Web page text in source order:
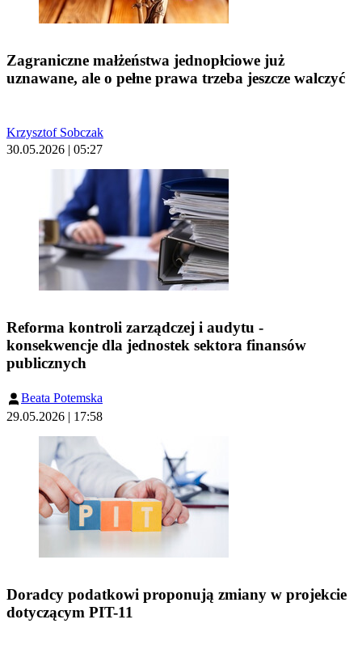
Zagraniczne małżeństwa jednopłciowe już
uznawane, ale o pełne prawa trzeba jeszcze walczyć
Krzysztof Sobczak
30.05.2026 | 05:27
Reforma kontroli zarządczej i audytu -
konsekwencje dla jednostek sektora finansów
publicznych
Beata Potemska
29.05.2026 | 17:58
Doradcy podatkowi proponują zmiany w projekcie
dotyczącym PIT-11